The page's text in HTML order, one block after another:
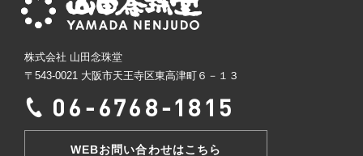
株式会社 山田念珠堂
〒543-0021 大阪市天王寺区東高津町６－１３
WEBお問い合わせはこちら